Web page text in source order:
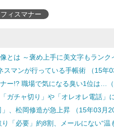
ィスマナー
とは ～褒め上手に美文字もランク
スマンが行っている手帳術 （15年
ー!? 職場で気になる臭い1位は…（
ガチャ切り」や「オレオレ電話」
、松岡修造が急上昇 （15年03月20
り「必要」約8割、メールにない“